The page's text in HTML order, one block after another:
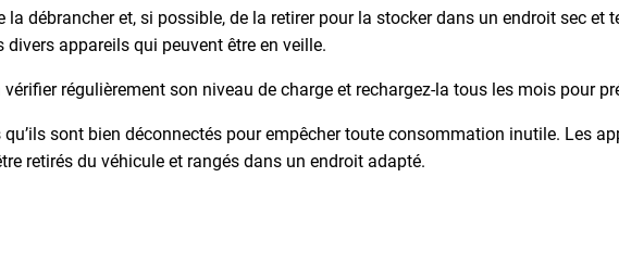
débrancher et, si possible, de la retirer pour la stocker dans un endroit sec et
divers appareils qui peuvent être en veille.
vérifier régulièrement son niveau de charge et rechargez-la tous les mois pour
sont bien déconnectés pour empêcher toute consommation inutile. Les
retirés du véhicule et rangés dans un endroit adapté.